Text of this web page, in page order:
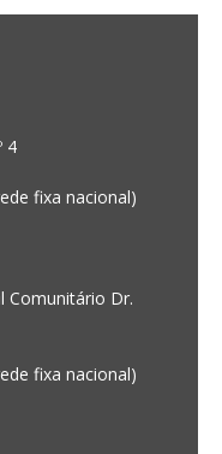
4
fixa nacional)
Comunitário Dr.
fixa nacional)